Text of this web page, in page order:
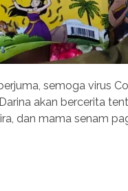
semoga virus
akan bercerita
dan mama senam